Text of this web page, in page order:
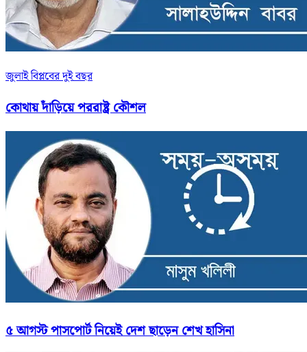
জুলাই বিপ্লবের দুই বছর
কোথায় দাঁড়িয়ে পররাষ্ট্র কৌশল
৫ আগস্ট পাসপোর্ট নিয়েই দেশ ছাড়েন শেখ হাসিনা